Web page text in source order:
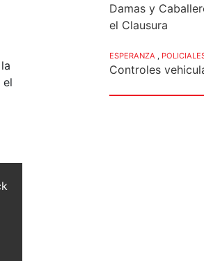
el
Damas y
el Clausura
ESPERANZA
Controles